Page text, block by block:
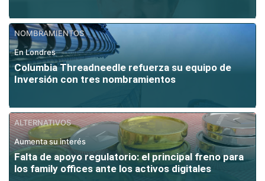
NOMBRAMIENTOS
En Londres
Columbia Threadneedle refuerza su equipo de
Inversión con tres nombramientos
ALTERNATIVOS
Aumenta su interés
Falta de apoyo regulatorio: el principal freno para
los family offices ante los activos digitales